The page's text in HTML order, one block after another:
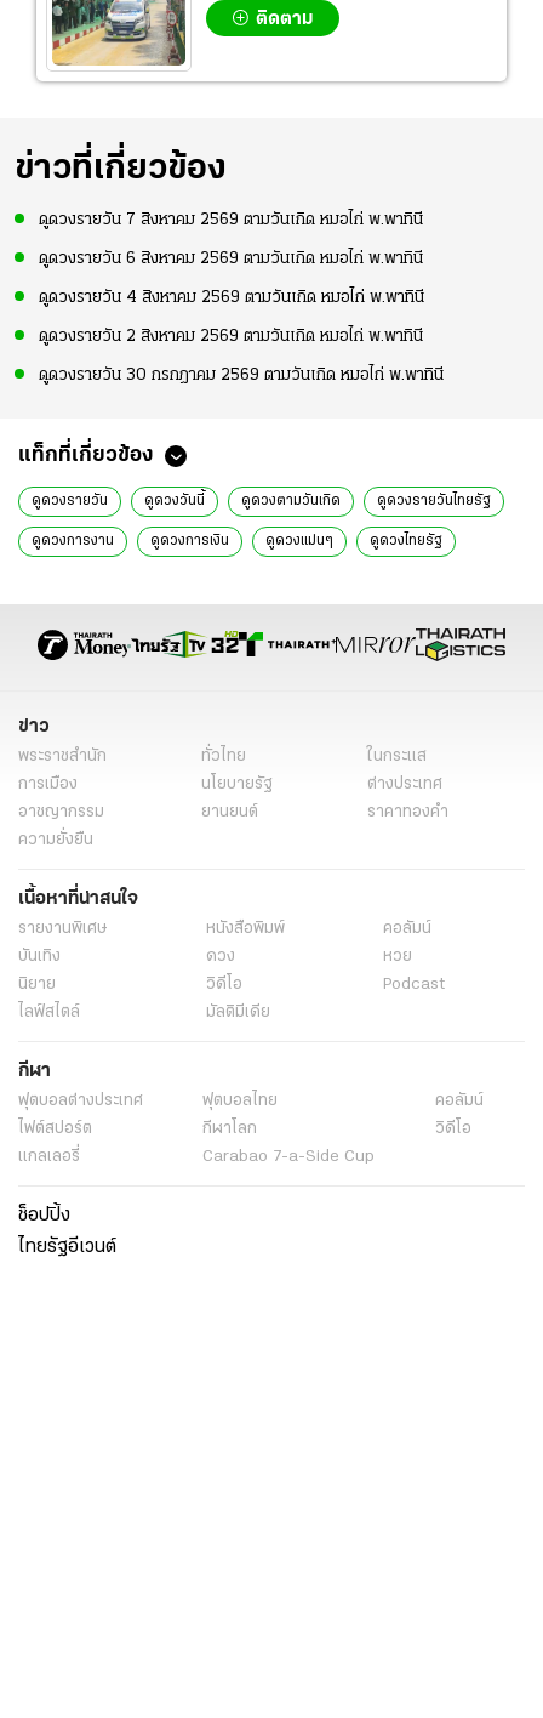
ติดตาม
ข่าวที่เกี่ยวข้อง
ดูดวงรายวัน 7 สิงหาคม 2569 ตามวันเกิด หมอไก่ พ.พาทินี
ดูดวงรายวัน 6 สิงหาคม 2569 ตามวันเกิด หมอไก่ พ.พาทินี
ดูดวงรายวัน 4 สิงหาคม 2569 ตามวันเกิด หมอไก่ พ.พาทินี
ดูดวงรายวัน 2 สิงหาคม 2569 ตามวันเกิด หมอไก่ พ.พาทินี
ดูดวงรายวัน 30 กรกฎาคม 2569 ตามวันเกิด หมอไก่ พ.พาทินี
แท็กที่เกี่ยวข้อง
ดูดวงรายวัน ดูดวงวันนี้ ดูดวงตามวันเกิด ดูดวงรายวันไทยรัฐ
ดูดวงการงาน ดูดวงการเงิน ดูดวงแม่นๆ ดูดวงไทยรัฐ
ข่าว
พระราชสำนัก ทั่วไทย
ในกระแส
การเมือง
นโยบายรัฐ
ต่างประเทศ
อาชญากรรม
ยานยนต์
ราคาทองคำ
ความยั่งยืน
เนื้อหาที่น่าสนใจ
รายงานพิเศษ หนังสือพิมพ์
คอลัมน์
บันเทิง
ดวง
หวย
นิยาย
วิดีโอ
Podcast
ไลฟ์สไตล์
มัลติมีเดีย
กีฬา
ฟุตบอลต่่างประเทศ ฟุตบอลไทย
คอลัมน์
ไฟต์สปอร์ต
กีฬาโลก
วิดีโอ
แกลเลอรี่
Carabao 7-a-Side Cup
ช็อปปิ้ง
ไทยรัฐอีเวนต์